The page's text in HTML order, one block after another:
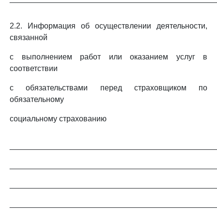
2.2. Информация об осуществлении деятельности,
связанной
с выполнением работ или оказанием услуг в
соответствии
с обязательствами перед страховщиком по
обязательному
социальному страхованию